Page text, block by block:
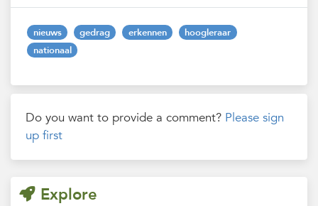
nieuws gedrag erkennen
hoogleraar
nationaal
Do you want to provide a comment? Please sign
up first
Explore